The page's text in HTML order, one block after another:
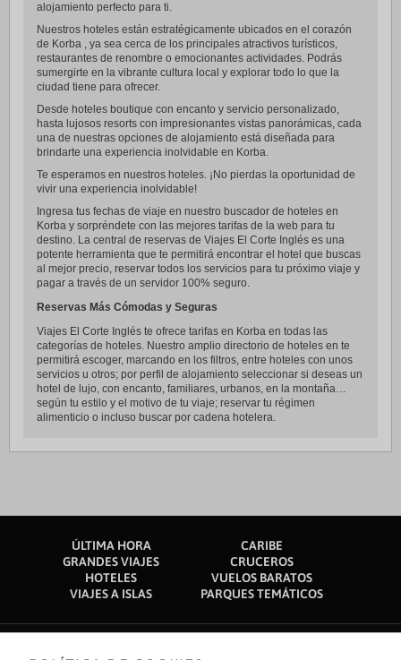
alojamiento perfecto para ti.
Nuestros hoteles están estratégicamente ubicados en el corazón
de Korba , ya sea cerca de los principales atractivos turísticos,
restaurantes de renombre o emocionantes actividades. Podrás
sumergirte en la vibrante cultura local y explorar todo lo que la
ciudad tiene para ofrecer.
Desde hoteles boutique con encanto y servicio personalizado,
hasta lujosos resorts con impresionantes vistas panorámicas, cada
una de nuestras opciones de alojamiento está diseñada para
brindarte una experiencia inolvidable en Korba.
Te esperamos en nuestros hoteles. ¡No pierdas la oportunidad de
vivir una experiencia inolvidable!
Ingresa tus fechas de viaje en nuestro buscador de hoteles en
Korba y sorpréndete con las mejores tarifas de la web para tu
destino. La central de reservas de Viajes El Corte Inglés es una
potente herramienta que te permitirá encontrar el hotel que buscas
al mejor precio, reservar todos los servicios para tu próximo viaje y
pagar a través de un servidor 100% seguro.
Reservas Más Cómodas y Seguras
Viajes El Corte Inglés te ofrece tarifas en Korba en todas las
categorías de hoteles. Nuestro amplio directorio de hoteles en te
permitirá escoger, marcando en los filtros, entre hoteles con unos
servicios u otros; por perfil de alojamiento seleccionar si deseas un
hotel de lujo, con encanto, familiares, urbanos, en la montaña…
según tu estilo y el motivo de tu viaje; reservar tu régimen
alimenticio o incluso buscar por cadena hotelera.
ÚLTIMA HORA
CARIBE
GRANDES VIAJES
CRUCEROS
HOTELES
VUELOS BARATOS
VIAJES A ISLAS
PARQUES TEMÁTICOS